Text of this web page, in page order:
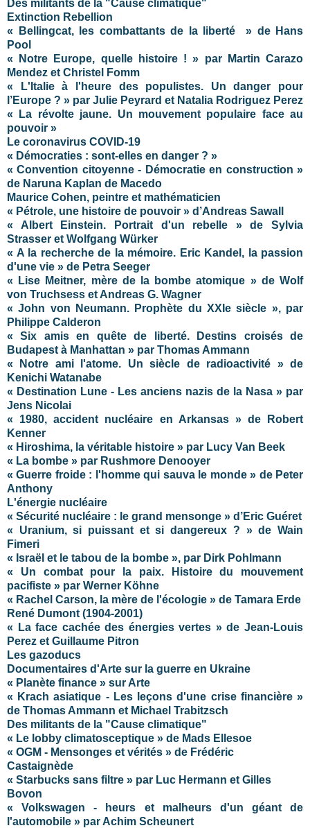
Des militants de la "Cause climatique"
Extinction Rebellion
« Bellingcat, les combattants de la liberté » de Hans
Pool
« Notre Europe, quelle histoire ! » par Martin Carazo
Mendez et Christel Fomm
« L'Italie à l'heure des populistes. Un danger pour
l’Europe ? » par Julie Peyrard et Natalia Rodriguez Perez
« La révolte jaune. Un mouvement populaire face au
pouvoir »
Le coronavirus COVID-19
« Démocraties : sont-elles en danger ? »
« Convention citoyenne - Démocratie en construction »
de Naruna Kaplan de Macedo
Maurice Cohen, peintre et mathématicien
« Pétrole, une histoire de pouvoir » d’Andreas Sawall
« Albert Einstein. Portrait d'un rebelle » de Sylvia
Strasser et Wolfgang Würker
« A la recherche de la mémoire. Eric Kandel, la passion
d'une vie » de Petra Seeger
« Lise Meitner, mère de la bombe atomique » de Wolf
von Truchsess et Andreas G. Wagner
« John von Neumann. Prophète du XXIe siècle », par
Philippe Calderon
« Six amis en quête de liberté. Destins croisés de
Budapest à Manhattan » par Thomas Ammann
« Notre ami l'atome. Un siècle de radioactivité » de
Kenichi Watanabe
« Destination Lune - Les anciens nazis de la Nasa » par
Jens Nicolai
« 1980, accident nucléaire en Arkansas » de Robert
Kenner
« Hiroshima, la véritable histoire » par Lucy Van Beek
« La bombe » par Rushmore Denooyer
« Guerre froide : l'homme qui sauva le monde » de Peter
Anthony
L'énergie nucléaire
« Sécurité nucléaire : le grand mensonge » d’Eric Guéret
« Uranium, si puissant et si dangereux ? » de Wain
Fimeri
« Israël et le tabou de la bombe », par Dirk Pohlmann
« Un combat pour la paix. Histoire du mouvement
pacifiste » par Werner Köhne
« Rachel Carson, la mère de l'écologie » de Tamara Erde
René Dumont (1904-2001)
« La face cachée des énergies vertes » de Jean-Louis
Perez et Guillaume Pitron
Les gazoducs
Documentaires d'Arte sur la guerre en Ukraine
« Planète finance » sur Arte
« Krach asiatique - Les leçons d'une crise financière »
de Thomas Ammann et Michael Trabitzsch
Des militants de la "Cause climatique"
« Le lobby climatosceptique » de Mads Ellesoe
« OGM - Mensonges et vérités » de Frédéric
Castaignède
« Starbucks sans filtre » par Luc Hermann et Gilles
Bovon
« Volkswagen - heurs et malheurs d'un géant de
l'automobile » par Achim Scheunert